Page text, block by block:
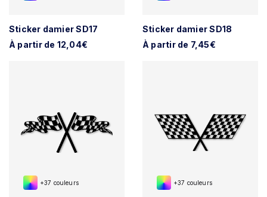
Sticker damier SD17
À partir de 12,04€
Sticker damier SD18
À partir de 7,45€
+37 couleurs +37 couleurs